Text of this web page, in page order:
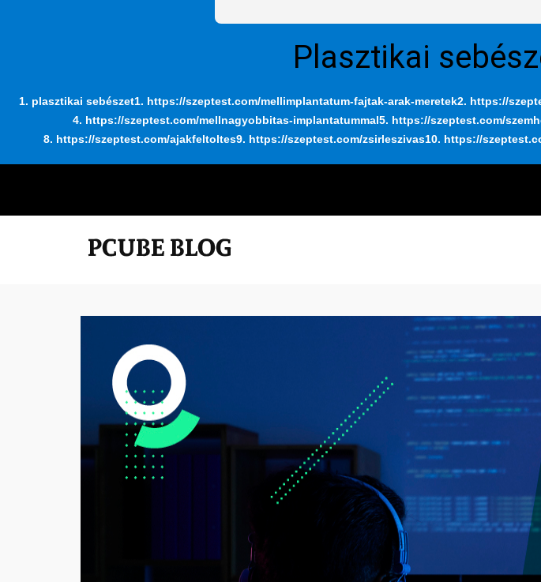
Plasztikai
1. plasztikai sebészet1. https://szeptest.com/mellimplantatum-fajtak-arak-meretek2. https://
4. https://szeptest.com/mellnagyobbitas-implantatummal5. https://szeptest.com/
8. https://szeptest.com/ajakfeltoltes9. https://szeptest.com/zsirleszivas10. https://